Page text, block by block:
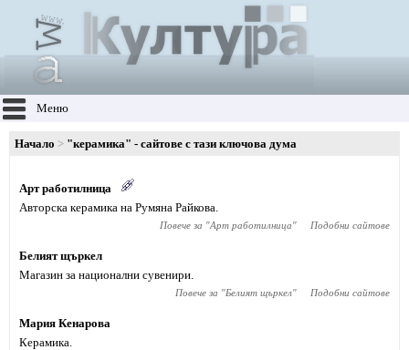
Меню
Начало "керамика" - сайтове с тази ключова дума
Арт работилница
Авторска керамика на Румяна Райкова.
Повече за "Арт работилница" Подобни сайтове
Белият щъркел
Магазин за национални сувенири.
Повече за "Белият щъркел" Подобни сайтове
Мария Кенарова
Керамика.